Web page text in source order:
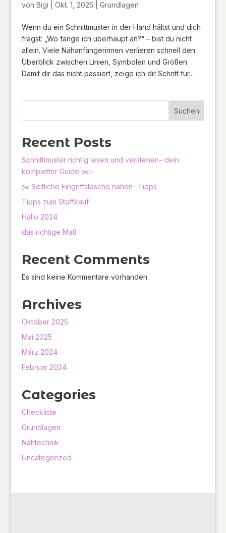
von Bigi Okt. 1, 2025 Grundlagen
Wenn du ein Schnittmuster in der Hand hältst und dich
fragst: „Wo fange ich überhaupt an?“ – bist du nicht
allein. Viele Nähanfängerinnen verlieren schnell den
Überblick zwischen Linien, Symbolen und Größen.
Damit dir das nicht passiert, zeige ich dir Schritt für...
Suchen
Recent Posts
Schnittmuster richtig lesen und verstehen– dein
kompletter Guide ✂️✨
✂️ Seitliche Eingriffstasche nähen- Tipps
Tipps zum Stoffkauf
Hallo 2024
das richtige Maß
Recent Comments
Es sind keine Kommentare vorhanden.
Archives
Oktober 2025
Mai 2025
März 2024
Februar 2024
Categories
Checkliste
Grundlagen
Nähtechnik
Uncategorized